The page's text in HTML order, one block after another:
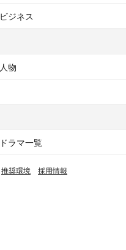
ビジネス
人物
ドラマ一覧
推奨環境 採用情報